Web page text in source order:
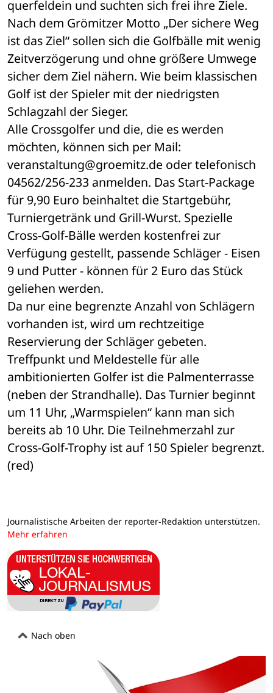
querfeldein und suchten sich frei ihre Ziele.
Nach dem Grömitzer Motto „Der sichere Weg
ist das Ziel“ sollen sich die Golfbälle mit wenig
Zeitverzögerung und ohne größere Umwege
sicher dem Ziel nähern. Wie beim klassischen
Golf ist der Spieler mit der niedrigsten
Schlagzahl der Sieger.
Alle Crossgolfer und die, die es werden
möchten, können sich per Mail:
veranstaltung@groemitz.de oder telefonisch
04562/256-233 anmelden. Das Start-Package
für 9,90 Euro beinhaltet die Startgebühr,
Turniergetränk und Grill-Wurst. Spezielle
Cross-Golf-Bälle werden kostenfrei zur
Verfügung gestellt, passende Schläger - Eisen
9 und Putter - können für 2 Euro das Stück
geliehen werden.
Da nur eine begrenzte Anzahl von Schlägern
vorhanden ist, wird um rechtzeitige
Reservierung der Schläger gebeten.
Treffpunkt und Meldestelle für alle
ambitionierten Golfer ist die Palmenterrasse
(neben der Strandhalle). Das Turnier beginnt
um 11 Uhr, „Warmspielen“ kann man sich
bereits ab 10 Uhr. Die Teilnehmerzahl zur
Cross-Golf-Trophy ist auf 150 Spieler begrenzt.
(red)
Journalistische Arbeiten der reporter-Redaktion unterstützen.
Mehr erfahren
Nach oben